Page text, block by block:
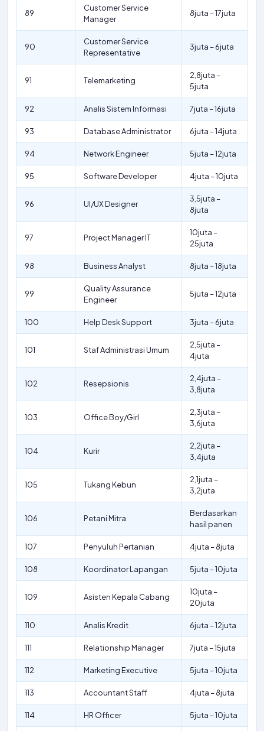
89
Customer Service
Manager
8juta – 17juta
90
Customer Service
Representative
3juta – 6juta
91 Telemarketing
2,8juta –
5juta
92 Analis Sistem Informasi 7juta – 16juta
93 Database Administrator 6juta – 14juta
94 Network Engineer 5juta – 12juta
95 Software Developer 4juta – 10juta
96 UI/UX Designer
3,5juta –
8juta
97 Project Manager IT
10juta –
25juta
98 Business Analyst 8juta – 18juta
99
Quality Assurance
Engineer
5juta – 12juta
100 Help Desk Support 3juta – 6juta
101 Staf Administrasi Umum
2,5juta –
4juta
102 Resepsionis
2,4juta –
3,8juta
103 Office Boy/Girl
2,3juta –
3,6juta
104 Kurir
2,2juta –
3,4juta
105 Tukang Kebun
2,1juta –
3,2juta
106 Petani Mitra
Berdasarkan
hasil panen
107 Penyuluh Pertanian 4juta – 8juta
108 Koordinator Lapangan 5juta – 10juta
109 Asisten Kepala Cabang
10juta –
20juta
110 Analis Kredit 6juta – 12juta
111 Relationship Manager 7juta – 15juta
112 Marketing Executive 5juta – 10juta
113 Accountant Staff 4juta – 8juta
114 HR Officer 5juta – 10juta